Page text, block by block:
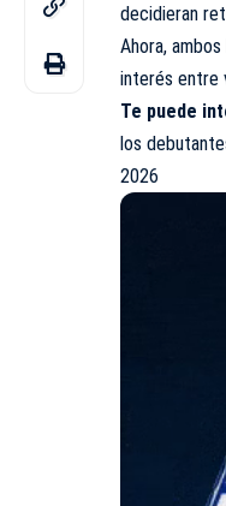
decidieran
Ahora,
interés entre
Te puede
los
2026